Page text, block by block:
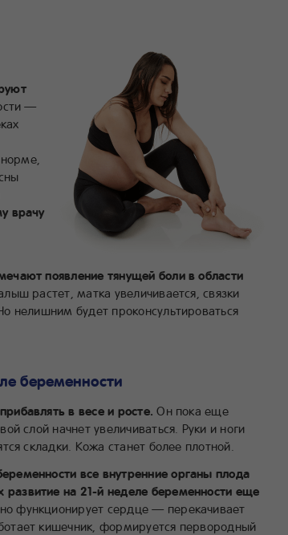
—
врачу
появление тянущей боли в области
растет, матка увеличивается, связки
нелишним будет проконсультироваться
беременности
в весе и росте. Он пока еще
слой начнет увеличиваться. Руки и ноги
складки. Кожа станет более плотной.
все внутренние органы плода
на 21-й неделе беременности еще
функционирует сердце — перекачивает
кишечник, формируется первородный